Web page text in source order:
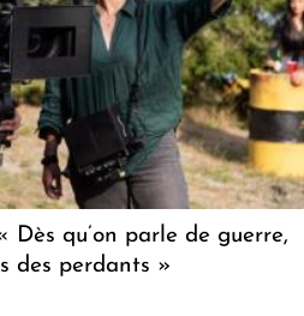
Dès qu’on parle de guerre,
des perdants »